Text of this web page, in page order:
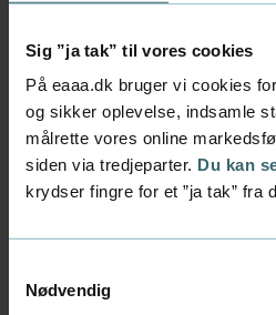
Sig ”ja tak” til vores cookies
På eaaa.dk bruger vi cookies
og sikker oplevelse, indsamle
målrette vores online
siden via tredjeparter. Du kan
krydser fingre for et ”ja tak” fra
Nødvendig
Oplæg fra
studie- og
Vi tilbyder oplæg for
elever på
karrieremuligheder på et
Kontakt studie- og
aftale